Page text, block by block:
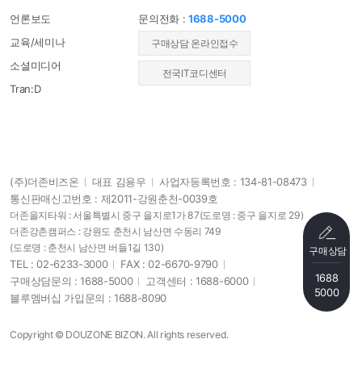
구매상담
1688
5000
언론보도
교육/세미나
소셜미디어
Tran:D
문의전화 :1688-5000
​구매상담 온라인접수
전국IT코디센터
(주)더존비즈온 대표 김용우
사업자등록번호 : 134-81-08473
통신판매신고번호 : 제2011-강원춘천-0039호
더존을지타워 : 서울특별시 중구 을지로1가 87(도로명 : 중구 을지로 29)
더존강촌캠퍼스 : 강원도 춘천시 남산면 수동리 749
(도로명 : 춘천시 남산면 버들1길 130)
TEL : 02-6233-3000
FAX : 02-6670-9790
구매상담문의 : 1688-5000
고객센터 : 1688-6000
블루멤버십 가입문의 : 1688-8090
Copyright © DOUZONE BIZON. All rights reserved.